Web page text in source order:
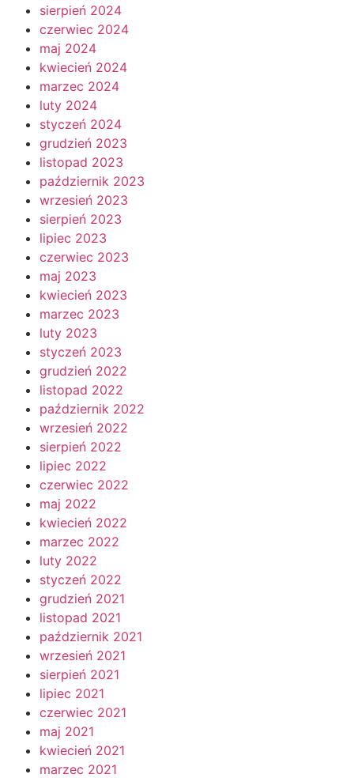
sierpień 2024
czerwiec 2024
maj 2024
kwiecień 2024
marzec 2024
luty 2024
styczeń 2024
grudzień 2023
listopad 2023
październik 2023
wrzesień 2023
sierpień 2023
lipiec 2023
czerwiec 2023
maj 2023
kwiecień 2023
marzec 2023
luty 2023
styczeń 2023
grudzień 2022
listopad 2022
październik 2022
wrzesień 2022
sierpień 2022
lipiec 2022
czerwiec 2022
maj 2022
kwiecień 2022
marzec 2022
luty 2022
styczeń 2022
grudzień 2021
listopad 2021
październik 2021
wrzesień 2021
sierpień 2021
lipiec 2021
czerwiec 2021
maj 2021
kwiecień 2021
marzec 2021